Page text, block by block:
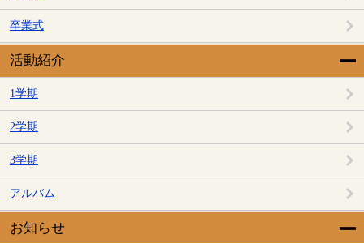
卒業式
活動紹介
1学期
2学期
3学期
アルバム
お知らせ